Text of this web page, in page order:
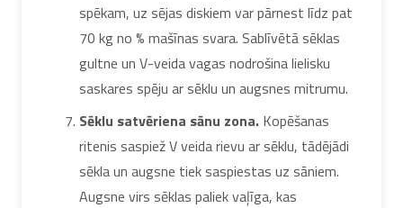
spēkam, uz sējas diskiem var pārnest līdz pat
70 kg no % mašīnas svara. Sablīvētā sēklas
gultne un V-veida vagas nodrošina lielisku
saskares spēju ar sēklu un augsnes mitrumu.
Sēklu satvēriena sānu zona. Kopēšanas
ritenis saspiež V veida rievu ar sēklu, tādējādi
sēkla un augsne tiek saspiestas uz sāniem.
Augsne virs sēklas paliek vaļīga, kas